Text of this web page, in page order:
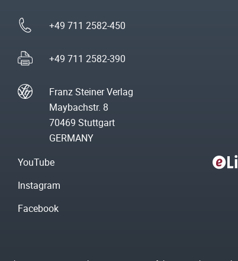
+49 711 2582-450
+49 711 2582-390
Franz Steiner Verlag
Maybachstr. 8
70469 Stuttgart
GERMANY
YouTube
Instagram
Facebook